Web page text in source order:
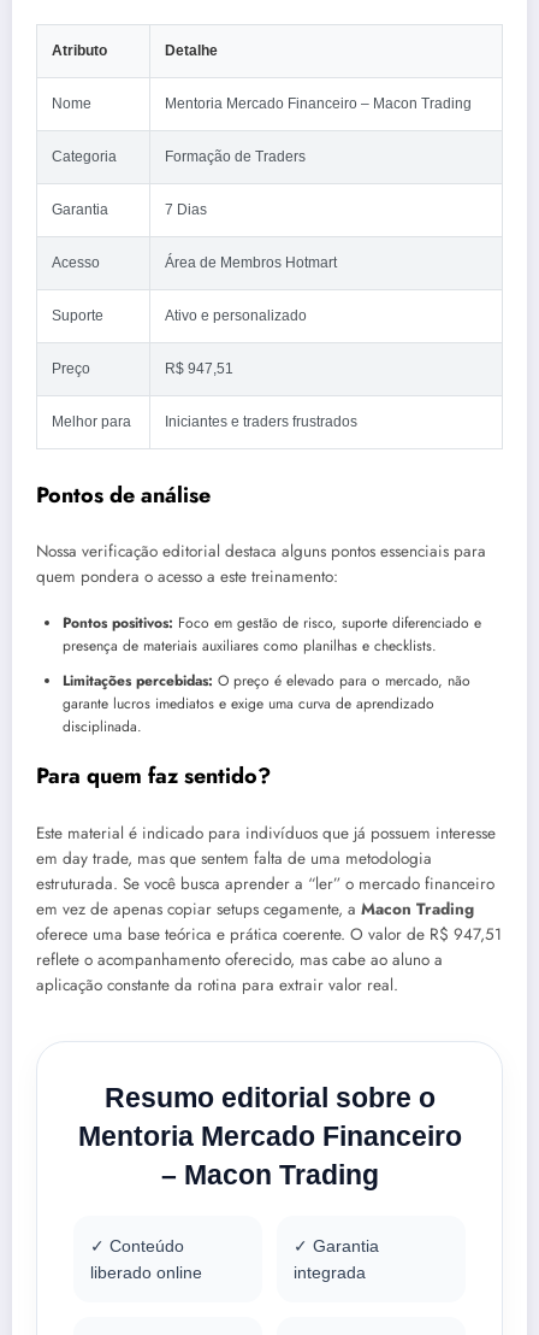
Atributo Detalhe
Nome Mentoria Mercado Financeiro – Macon Trading
Categoria Formação de Traders
Garantia 7 Dias
Acesso Área de Membros Hotmart
Suporte Ativo e personalizado
Preço R$ 947,51
Melhor para Iniciantes e traders frustrados
Pontos de análise
Nossa verificação editorial destaca alguns pontos essenciais para
quem pondera o acesso a este treinamento:
Pontos positivos: Foco em gestão de risco, suporte diferenciado e
presença de materiais auxiliares como planilhas e checklists.
Limitações percebidas: O preço é elevado para o mercado, não
garante lucros imediatos e exige uma curva de aprendizado
disciplinada.
Para quem faz sentido?
Este material é indicado para indivíduos que já possuem interesse
em day trade, mas que sentem falta de uma metodologia
estruturada. Se você busca aprender a “ler” o mercado financeiro
em vez de apenas copiar setups cegamente, a Macon Trading
oferece uma base teórica e prática coerente. O valor de R$ 947,51
reflete o acompanhamento oferecido, mas cabe ao aluno a
aplicação constante da rotina para extrair valor real.
Resumo editorial sobre o
Mentoria Mercado Financeiro
– Macon Trading
✓ Conteúdo
liberado online
✓ Garantia
integrada